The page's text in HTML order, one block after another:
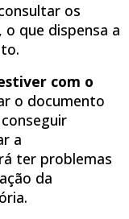
os
que dispensa a
com o
o documento
a
ter problemas
da